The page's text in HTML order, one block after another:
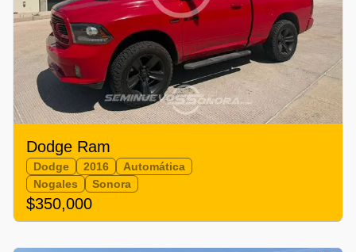
Dodge Ram
Dodge 2016
Automática
Nogales
Sonora
$350,000